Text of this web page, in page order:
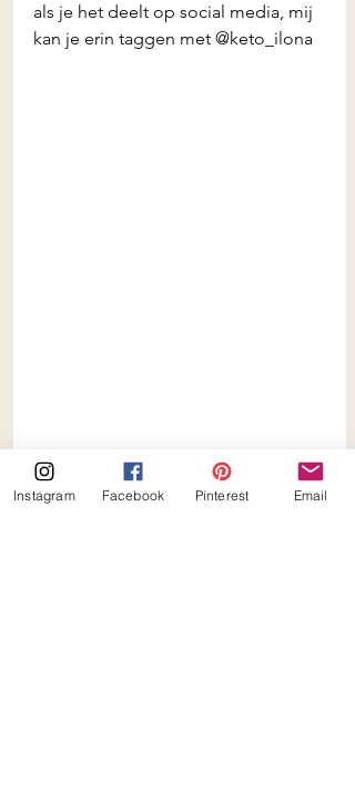
als je het deelt op social media, mij
kan je erin taggen met @keto_ilona
Instagram Facebook Pinterest Email